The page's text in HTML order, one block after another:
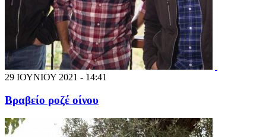
29 ΙΟΥΝΙΟΥ 2021 - 14:41
Βραβείο ροζέ οίνου